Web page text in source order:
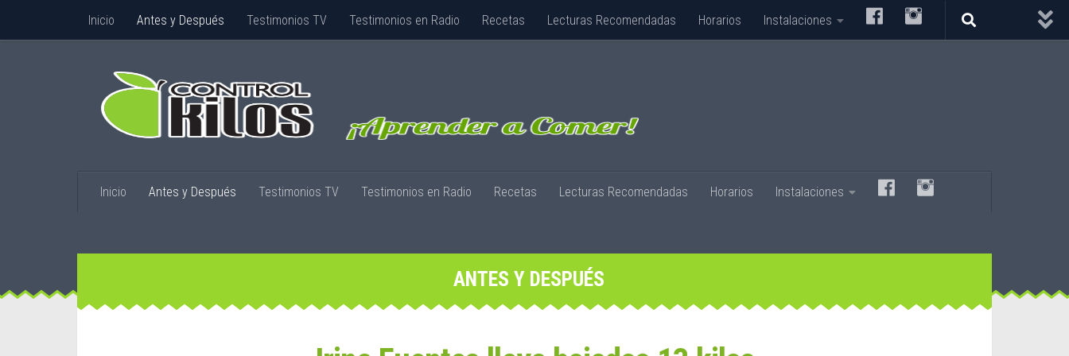
Inicio Antes y Después Testimonios TV Testimonios en Radio Recetas Lecturas Recomendadas Horarios Instalaciones –
Inicio Antes y Después Testimonios TV Testimonios en Radio Recetas Lecturas Recomendadas Horarios Instalaciones –
ANTES Y DESPUÉS